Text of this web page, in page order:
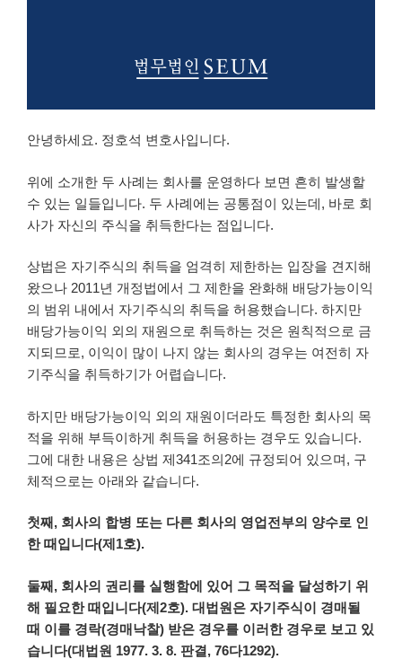
안녕하세요. 정호석 변호사입니다.
위에 소개한 두 사례는 회사를 운영하다 보면 흔히 발생할
수 있는 일들입니다. 두 사례에는 공통점이 있는데, 바로 회
사가 자신의 주식을 취득한다는 점입니다.
상법은 자기주식의 취득을 엄격히 제한하는 입장을 견지해
왔으나 2011년 개정법에서 그 제한을 완화해 배당가능이익
의 범위 내에서 자기주식의 취득을 허용했습니다. 하지만
배당가능이익 외의 재원으로 취득하는 것은 원칙적으로 금
지되므로, 이익이 많이 나지 않는 회사의 경우는 여전히 자
기주식을 취득하기가 어렵습니다.
하지만 배당가능이익 외의 재원이더라도 특정한 회사의 목
적을 위해 부득이하게 취득을 허용하는 경우도 있습니다.
그에 대한 내용은 상법 제341조의2에 규정되어 있으며, 구
체적으로는 아래와 같습니다.
첫째, 회사의 합병 또는 다른 회사의 영업전부의 양수로 인
한 때입니다(제1호).
둘째, 회사의 권리를 실행함에 있어 그 목적을 달성하기 위
해 필요한 때입니다(제2호). 대법원은 자기주식이 경매될
때 이를 경락(경매낙찰) 받은 경우를 이러한 경우로 보고 있
습니다(대법원 1977. 3. 8. 판결, 76다1292).